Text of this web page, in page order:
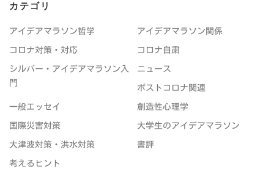
カテゴリ
アイデアマラソン哲学 アイデアマラソン関係
コロナ対策・対応 コロナ自粛
シルバー・アイデアマラソン入
門
ニュース
ポストコロナ関連
一般エッセイ 創造性心理学
国際災害対策 大学生のアイデアマラソン
大津波対策・洪水対策 書評
考えるヒント